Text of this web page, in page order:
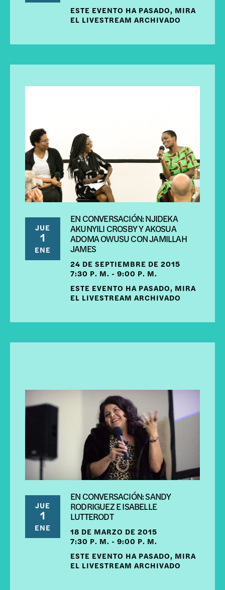
ESTE EVENTO HA PASADO, MIRA
EL LIVESTREAM ARCHIVADO
JUE
1
ENE
EN CONVERSACIÓN: NJIDEKA
AKUNYILI CROSBY Y AKOSUA
ADOMA OWUSU CON JAMILLAH
JAMES
24 DE SEPTIEMBRE DE 2015
7:30 P. M. - 9:00 P. M.
ESTE EVENTO HA PASADO, MIRA
EL LIVESTREAM ARCHIVADO
JUE
1
ENE
EN CONVERSACIÓN: SANDY
RODRIGUEZ E ISABELLE
LUTTERODT
18 DE MARZO DE 2015
7:30 P. M. - 9:00 P. M.
ESTE EVENTO HA PASADO, MIRA
EL LIVESTREAM ARCHIVADO